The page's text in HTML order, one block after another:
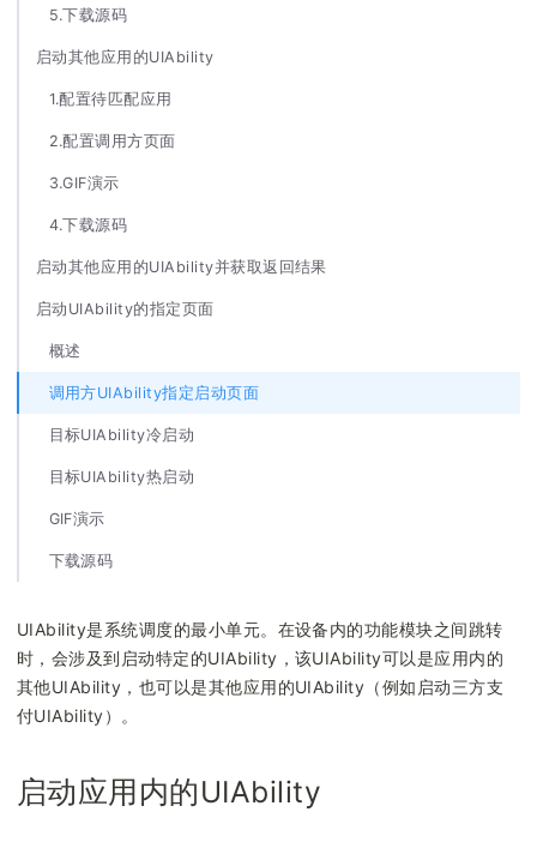
5.下载源码
启动其他应用的UIAbility
1.配置待匹配应用
2.配置调用方页面
3.GIF演示
4.下载源码
启动其他应用的UIAbility并获取返回结果
启动UIAbility的指定页面
概述
调用方UIAbility指定启动页面
目标UIAbility冷启动
目标UIAbility热启动
GIF演示
下载源码
UIAbility是系统调度的最小单元。在设备内的功能模块之间跳转
时，会涉及到启动特定的UIAbility，该UIAbility可以是应用内的
其他UIAbility，也可以是其他应用的UIAbility（例如启动三方支
付UIAbility）。
启动应用内的UIAbility